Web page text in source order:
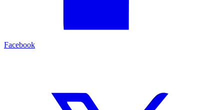
Facebook